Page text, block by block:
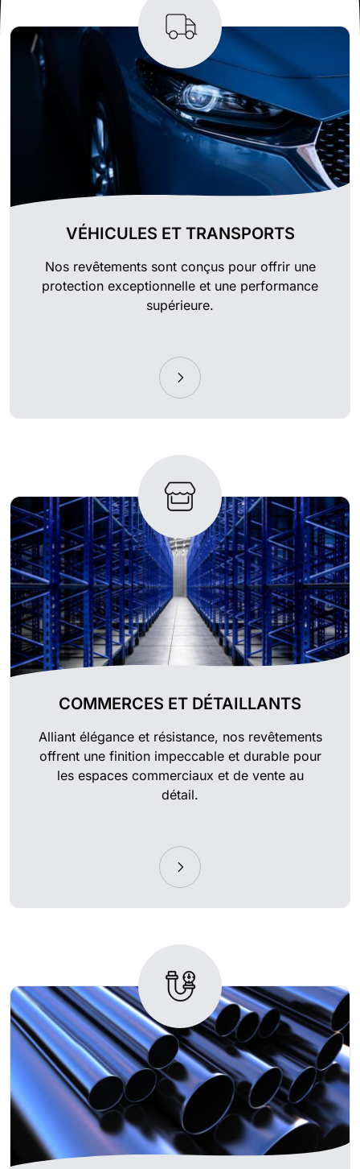
VÉHICULES ET TRANSPORTS
Nos revêtements sont conçus pour offrir une
protection exceptionnelle et une performance
supérieure.
COMMERCES ET DÉTAILLANTS
Alliant élégance et résistance, nos revêtements
offrent une finition impeccable et durable pour
les espaces commerciaux et de vente au
détail.